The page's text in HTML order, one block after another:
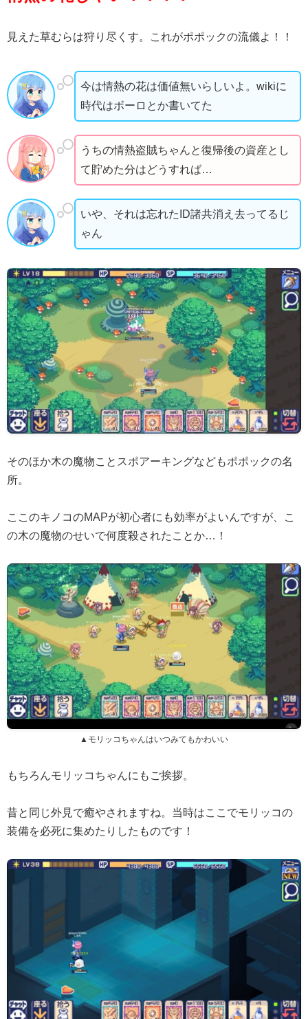
見えた草むらは狩り尽くす。これがポポックの流儀よ！！
今は情熱の花は価値無いらしいよ。wikiに
時代はボーロとか書いてた
うちの情熱盗賊ちゃんと復帰後の資産とし
て貯めた分はどうすれば…
いや、それは忘れたID諸共消え去ってるじ
ゃん
そのほか木の魔物ことスポアーキングなどもポポックの名
所。
ここのキノコのMAPが初心者にも効率がよいんですが、こ
の木の魔物のせいで何度殺されたことか…！
▲モリッコちゃんはいつみてもかわいい
もちろんモリッコちゃんにもご挨拶。
昔と同じ外見で癒やされますね。当時はここでモリッコの
装備を必死に集めたりしたものです！